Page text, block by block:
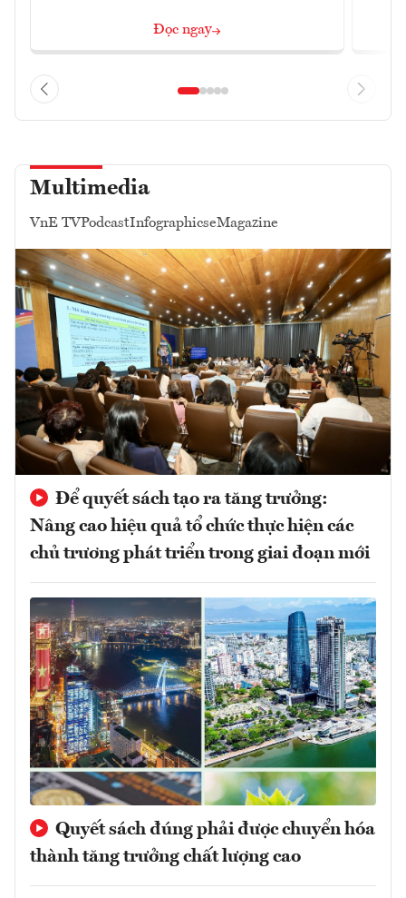
Đọc ngay
Multimedia
VnE TVPodcastInfographicseMagazine
Để quyết sách tạo ra tăng trưởng:
Nâng cao hiệu quả tổ chức thực hiện các
chủ trương phát triển trong giai đoạn mới
Quyết sách đúng phải được chuyển hóa
thành tăng trưởng chất lượng cao